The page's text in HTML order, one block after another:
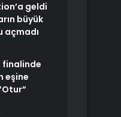
geldi
büyük
açmadı
finalinde
eşine